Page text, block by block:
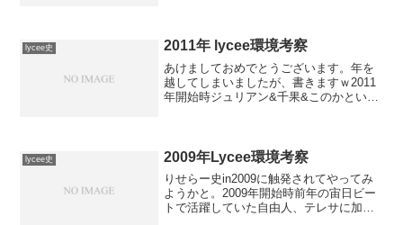
lycee史 2011年 lycee環境考察
あけましておめでとうございます。年を
越してしまいましたが、書きますｗ2011
年開始時ジュリアン&千果&このかという
初、永見 悠子、七...
lycee史 2009年Lycee環境考察
りせらー史in2009に触発されてやってみ
ようかと。2009年開始時前年の宙日ビー
トで活躍していた自由人、テレサに加え